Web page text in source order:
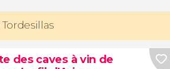
des caves à vin de